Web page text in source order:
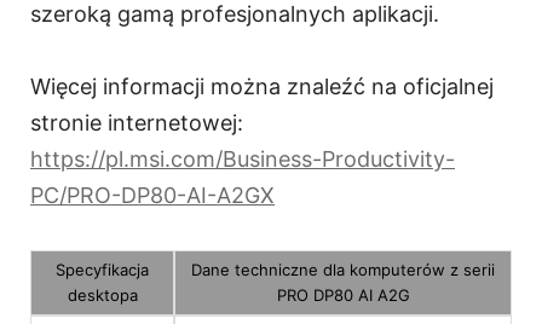
szeroką gamą profesjonalnych aplikacji.
Więcej informacji można znaleźć na oficjalnej
stronie internetowej:
https://pl.msi.com/Business-Productivity-
PC/PRO-DP80-AI-A2GX
Specyfikacja
desktopa
Dane techniczne dla komputerów z serii
PRO DP80 AI A2G